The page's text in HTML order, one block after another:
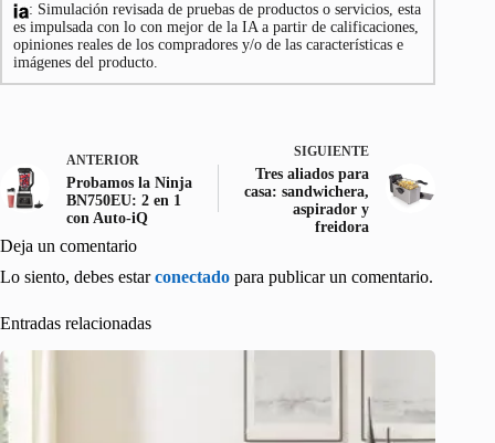
: Simulación revisada de pruebas de productos o servicios, esta
es impulsada con lo con mejor de la IA a partir de calificaciones,
opiniones reales de los compradores y/o de las características e
imágenes del producto.
ANTERIOR
Probamos la Ninja
BN750EU: 2 en 1
con Auto-iQ
SIGUIENTE
Tres aliados para
casa: sandwichera,
aspirador y
freidora
Deja un comentario
Lo siento, debes estarconectado para publicar un comentario.
Entradas relacionadas